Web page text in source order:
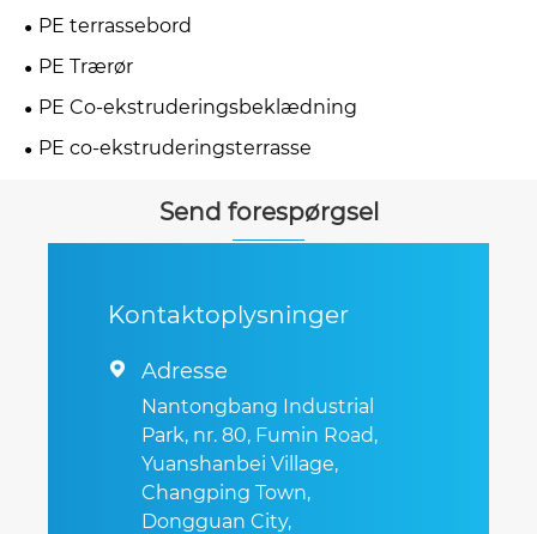
PE terrassebord
PE Trærør
PE Co-ekstruderingsbeklædning
PE co-ekstruderingsterrasse
Send forespørgsel
Kontaktoplysninger
 Adresse
Nantongbang Industrial
Park, nr. 80, Fumin Road,
Yuanshanbei Village,
Changping Town,
Dongguan City,